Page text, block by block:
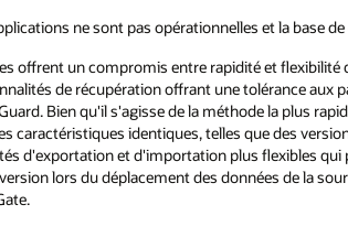
ne sont pas opérationnelles et la base
offrent un compromis entre rapidité et
de récupération offrant une tolérance aux
Bien qu'il s'agisse de la méthode la plus
caractéristiques identiques, telles que des
d'exportation et d'importation plus flexibles qui
lors du déplacement des données de la